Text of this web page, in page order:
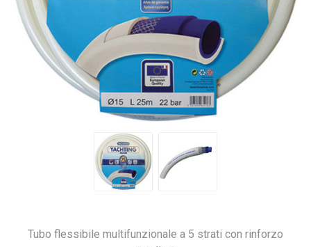
Tubo flessibile multifunzionale a 5 strati con rinforzo